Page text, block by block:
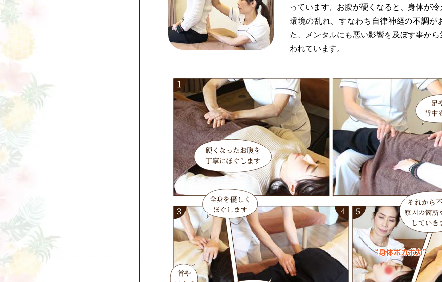
っています。お腹が硬くなると、身体が
環境の乱れ、すなわち自律神経の不調が
た、メンタルにも悪い影響を及ぼす事か
われています。